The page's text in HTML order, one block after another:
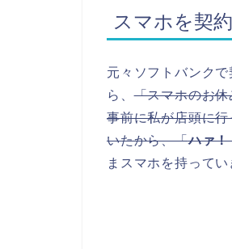
スマホを契
元々ソフトバンク
ら、「スマホのお
事前に私が店頭に
いたから、「ハァ！
まスマホを持って